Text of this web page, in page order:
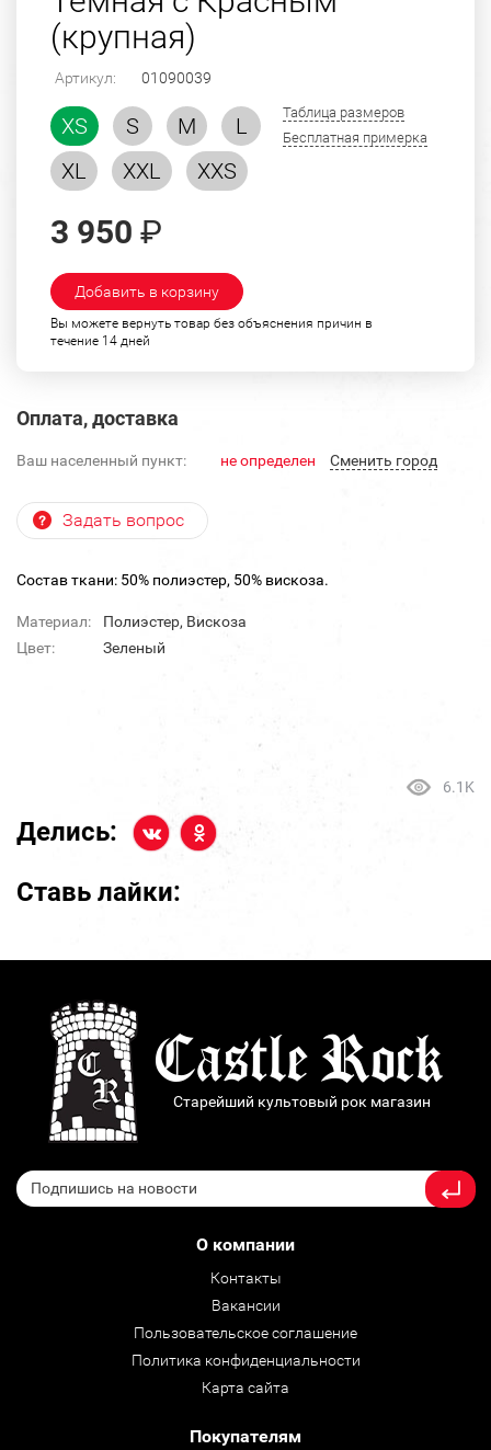
(крупная)
Артикул: 01090039
XS S M
L
XL
XXL XXS
Таблица размеров
Бесплатная примерка
3 950 ₽
Добавить в корзину
Вы можете вернуть товар без объяснения причин в
течение 14 дней
Оплата, доставка
Ваш населенный пункт: не определен Cменить город
Задать вопрос
Состав ткани: 50% полиэстер, 50% вискоза.
Материал:
Полиэстер, Вискоза
Цвет:
Зеленый
6.1K
Делись:
Ставь лайки:
Старейший культовый рок магазин
О компании
Контакты
Вакансии
Пользовательское соглашение
Политика конфиденциальности
Карта сайта
Покупателям